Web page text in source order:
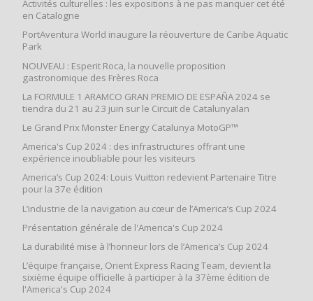
Activités culturelles : les expositions à ne pas manquer cet été
en Catalogne
PortAventura World inaugure la réouverture de Caribe Aquatic
Park
NOUVEAU : Esperit Roca, la nouvelle proposition
gastronomique des Frères Roca
La FORMULE 1 ARAMCO GRAN PREMIO DE ESPAÑA 2024 se
tiendra du 21 au 23 juin sur le Circuit de Catalunyalan
Le Grand Prix Monster Energy Catalunya MotoGP™
America's Cup 2024 : des infrastructures offrant une
expérience inoubliable pour les visiteurs
America’s Cup 2024: Louis Vuitton redevient Partenaire Titre
pour la 37e édition
L’industrie de la navigation au cœur de l’America’s Cup 2024
Présentation générale de l'America's Cup 2024
La durabilité mise à l’honneur lors de l’America’s Cup 2024
L’équipe française, Orient Express Racing Team, devient la
sixième équipe officielle à participer à la 37ème édition de
l'America's Cup 2024